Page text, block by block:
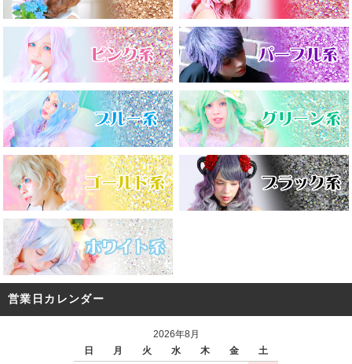
営業日カレンダー
2026年8月
日
月 火 水 木 金
土